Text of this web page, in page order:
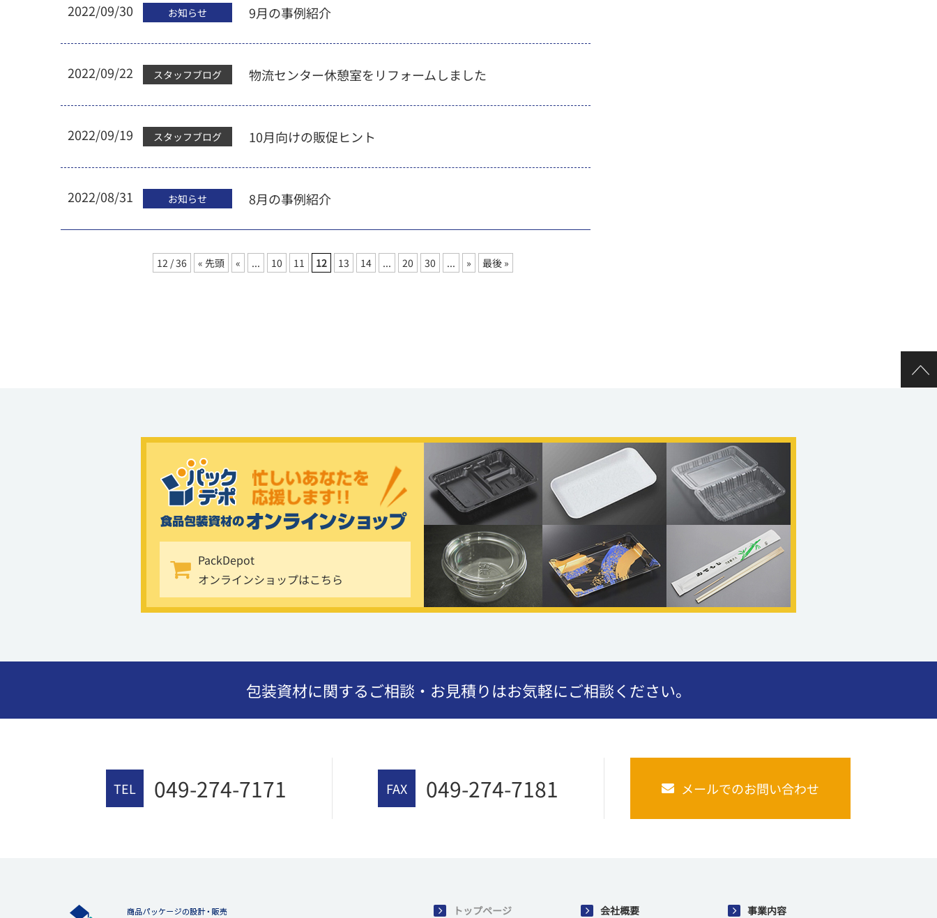
2022/09/30 お知らせ 9月の事例紹介
2022/09/22 スタッフブログ 物流センター休憩室をリフォームしました
2022/09/19 スタッフブログ 10月向けの販促ヒント
2022/08/31 お知らせ 8月の事例紹介
12 / 36 « 先頭 « ... 10 11 12 13 14 ... 20 30 ... » 最後 »
PackDepot
オンラインショップはこちら
包装資材に関するご相談・お見積りはお気軽にご相談ください。
TEL 049-274-7171 FAX 049-274-7181 メールでのお問い合わせ
トップページ 会社概要 事業内容